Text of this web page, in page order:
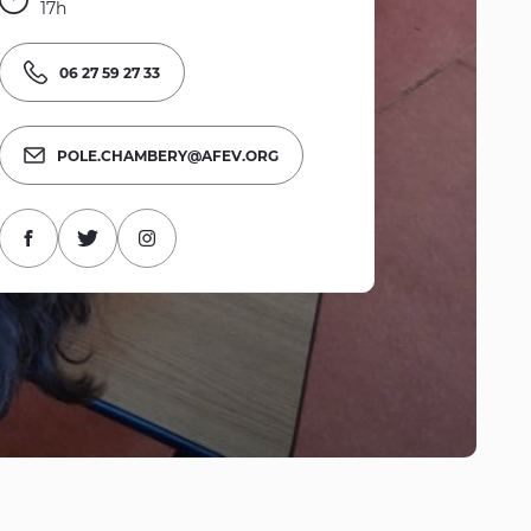
17h
06 27 59 27 33
POLE.CHAMBERY@AFEV.ORG
Visitez la page Facebook
Visitez le compte Twitter
Visitez la page Instagram